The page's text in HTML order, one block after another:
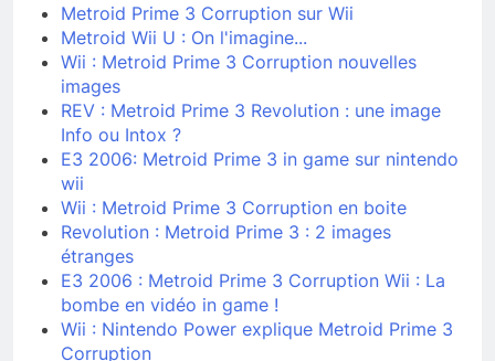
Metroid Prime 3 Corruption sur Wii
Metroid Wii U : On l'imagine...
Wii : Metroid Prime 3 Corruption nouvelles
images
REV : Metroid Prime 3 Revolution : une image
Info ou Intox ?
E3 2006: Metroid Prime 3 in game sur nintendo
wii
Wii : Metroid Prime 3 Corruption en boite
Revolution : Metroid Prime 3 : 2 images
étranges
E3 2006 : Metroid Prime 3 Corruption Wii : La
bombe en vidéo in game !
Wii : Nintendo Power explique Metroid Prime 3
Corruption